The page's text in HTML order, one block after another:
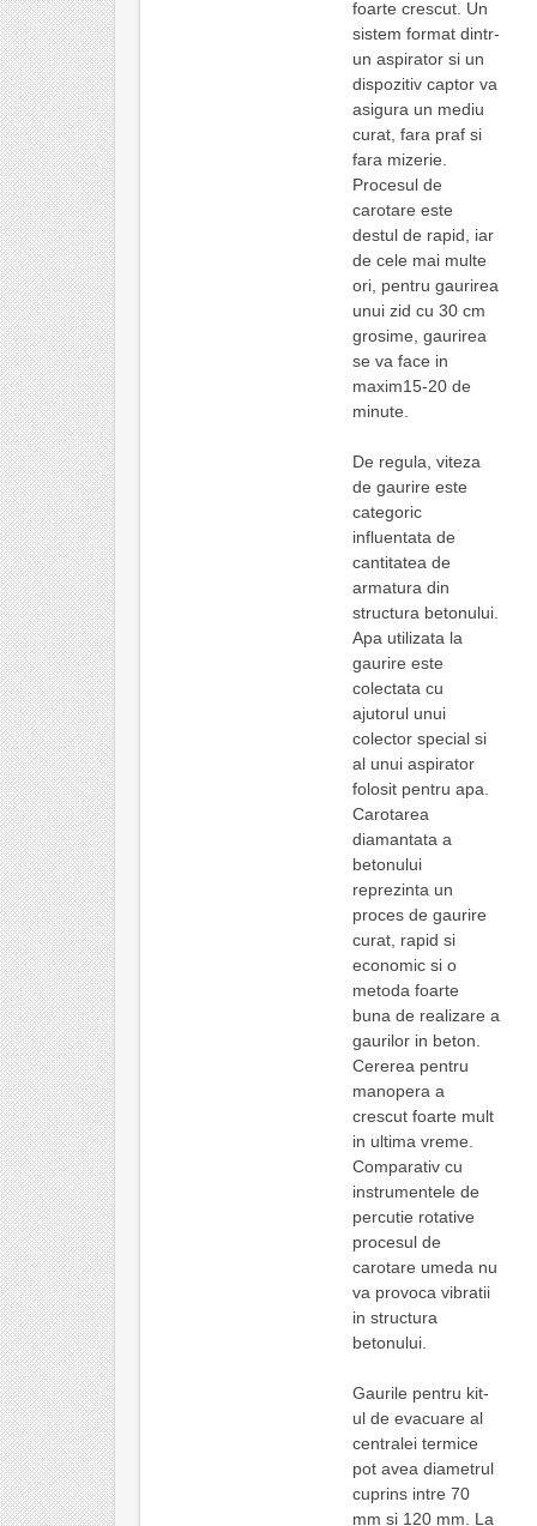
foarte crescut. Un
sistem format dintr-
un aspirator si un
dispozitiv captor va
asigura un mediu
curat, fara praf si
fara mizerie.
Procesul de
carotare este
destul de rapid, iar
de cele mai multe
ori, pentru gaurirea
unui zid cu 30 cm
grosime, gaurirea
se va face in
maxim15-20 de
minute.
De regula, viteza
de gaurire este
categoric
influentata de
cantitatea de
armatura din
structura betonului.
Apa utilizata la
gaurire este
colectata cu
ajutorul unui
colector special si
al unui aspirator
folosit pentru apa.
Carotarea
diamantata a
betonului
reprezinta un
proces de gaurire
curat, rapid si
economic si o
metoda foarte
buna de realizare a
gaurilor in beton.
Cererea pentru
manopera a
crescut foarte mult
in ultima vreme.
Comparativ cu
instrumentele de
percutie rotative
procesul de
carotare umeda nu
va provoca vibratii
in structura
betonului.
Gaurile pentru kit-
ul de evacuare al
centralei termice
pot avea diametrul
cuprins intre 70
mm si 120 mm. La